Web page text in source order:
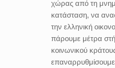
χώρας από τη
κατάσταση, να
την ελληνική
πάρουμε μέτρα
κοινωνικού